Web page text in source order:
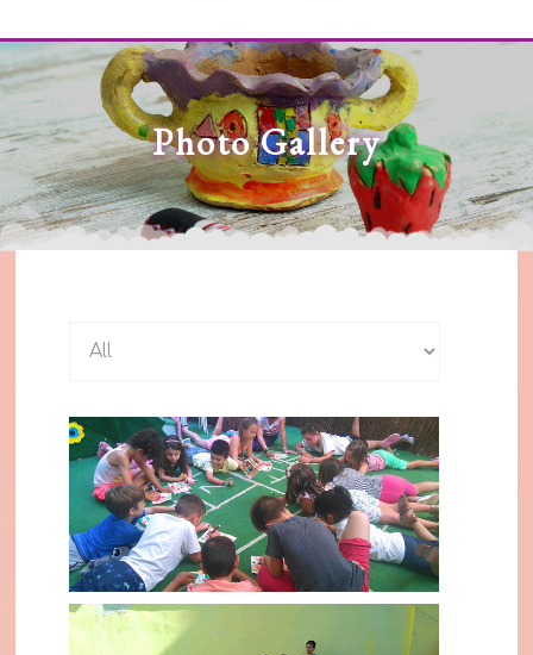
Photo Gallery